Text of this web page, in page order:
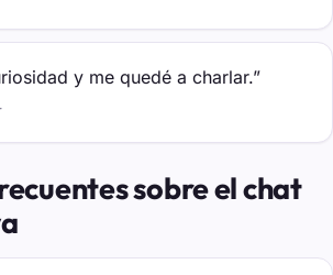
y me quedé a charlar.”
sobre el chat